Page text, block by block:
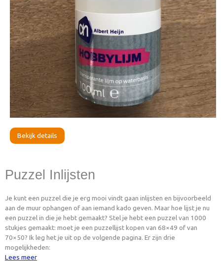
Bekijk details
Puzzel Inlijsten
Je kunt een puzzel die je erg mooi vindt gaan inlijsten en bijvoorbeeld
aan de muur ophangen of aan iemand kado geven. Maar hoe lijst je nu
een puzzel in die je hebt gemaakt? Stel je hebt een puzzel van 1000
stukjes gemaakt: moet je een puzzellijst kopen van 68×49 of van
70×50? Ik leg het je uit op de volgende pagina. Er zijn drie
mogelijkheden:
Lees meer